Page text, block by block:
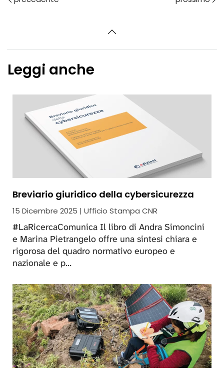
Leggi anche
Breviario giuridico della cybersicurezza
15 Dicembre 2025 | Ufficio Stampa CNR
#LaRicercaComunica Il libro di Andra Simoncini
e Marina Pietrangelo offre una sintesi chiara e
rigorosa del quadro normativo europeo e
nazionale e p…